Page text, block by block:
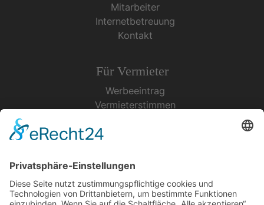
Mitarbeiter
Internetbetreuung
Kontakt
Für Vermieter
Werbeeintrag
Vermieterstimmen
Urlaubsservice
Bücher, Karten & CD's